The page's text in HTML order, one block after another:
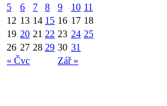
« Čvc Zář »
5
6 7 8 9 10 11
12 13 14 15 16 17 18
19 20 21 22 23 24 25
26 27 28 29 30 31